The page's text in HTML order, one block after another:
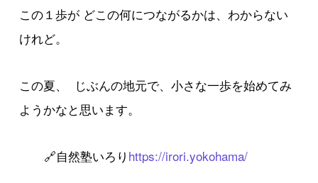
この１歩が どこの何につながるかは、わからない
けれど。
この夏、 じぶんの地元で、小さな一歩を始めてみ
ようかなと思います。
🔗自然塾いろり https://irori.yokohama/